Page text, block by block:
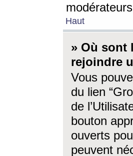
Haut
» Où sont
rejoindre
Vous
du lien
de
bouton
ouverts
peuvent